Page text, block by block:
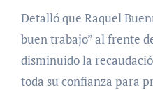
Detalló que Raquel
buen trabajo” al frente
disminuido la
toda su confianza para